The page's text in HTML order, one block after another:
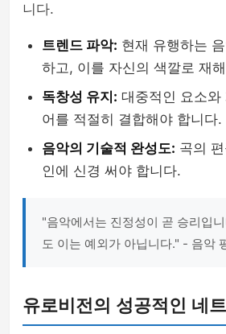
니다.
트렌드 파악: 현재 유행하는
하고, 이를 자신의 색깔로 재
독창성 유지: 대중적인 요소와
어를 적절히 결합해야 합니다.
음악의 기술적 완성도: 곡의
인에 신경 써야 합니다.
"음악에서는 진정성이 곧 승리입
도 이는 예외가 아닙니다." - 음악
유로비전의 성공적인 네